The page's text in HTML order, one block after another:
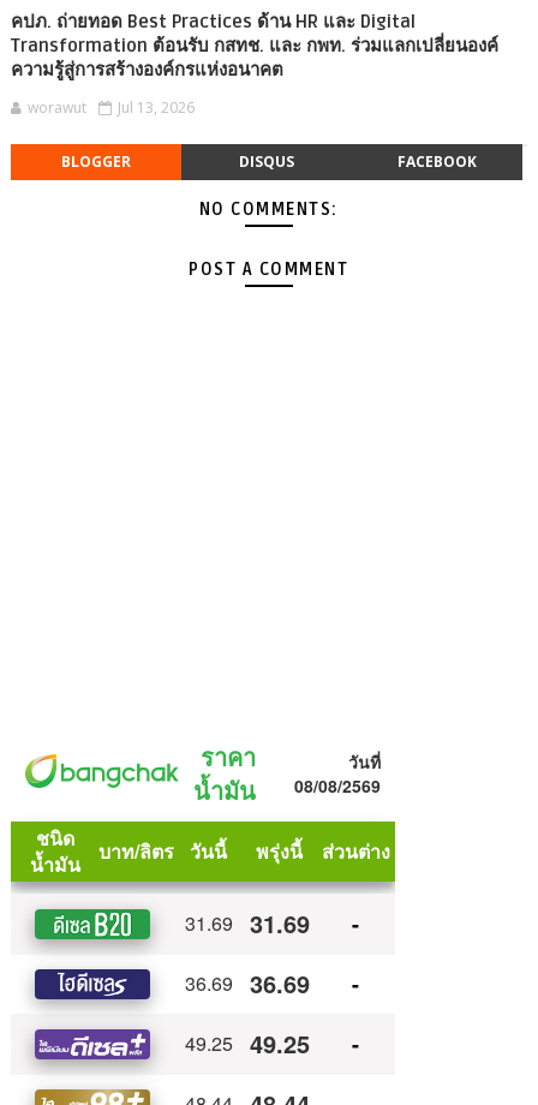
คปภ. ถ่ายทอด Best Practices ด้าน HR และ Digital
Transformation ต้อนรับ กสทช. และ กพท. ร่วมแลกเปลี่ยนองค์
ความรู้สู่การสร้างองค์กรแห่งอนาคต
worawut Jul 13, 2026
BLOGGER DISQUS FACEBOOK
NO COMMENTS:
POST A COMMENT